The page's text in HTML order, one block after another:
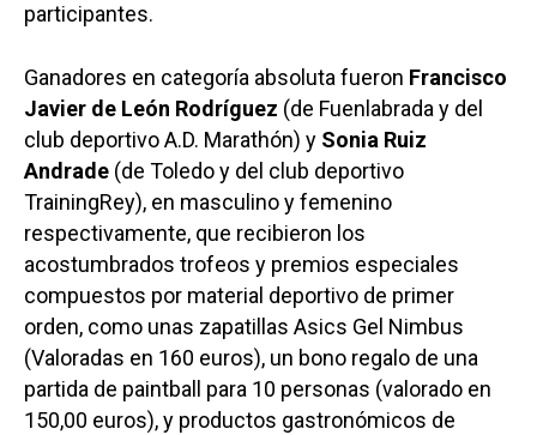
participantes.
Ganadores en categoría absoluta fueron Francisco
Javier de León Rodríguez (de Fuenlabrada y del
club deportivo A.D. Marathón) y Sonia Ruiz
Andrade (de Toledo y del club deportivo
TrainingRey), en masculino y femenino
respectivamente, que recibieron los
acostumbrados trofeos y premios especiales
compuestos por material deportivo de primer
orden, como unas zapatillas Asics Gel Nimbus
(Valoradas en 160 euros), un bono regalo de una
partida de paintball para 10 personas (valorado en
150,00 euros), y productos gastronómicos de